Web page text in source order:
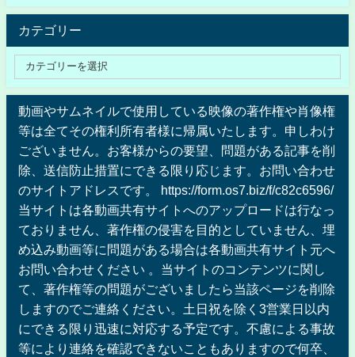
カテゴリー
動画やサムネイルで使用している映像の著作権や肖像権
等は全てその権利所有者様に帰属いたします。申しわけ
ございません。お客様からの要望、問題がある記事を削
除、送信防止措置にできる限り応じます。お問い合わせ
のサイトアドレスです。 https://form.os7.biz/f/c82c6596/
当サイトは各動画共有サイトへのアップロードは行なっ
ておりません、著作権の侵害を目的としていません、埋
め込み動画等に問題がある場合は各動画共有サイト元へ
お問い合わせください 。当サイトのコンテンツに関し
て、著作権等の問題がございましたら当該ページを削除
しますのでご連絡ください。土日祝を除く3営業日以内
にできる限り迅速に対応する予定です。不慮による事故
等により連絡を確認できないこともありますので何卒、